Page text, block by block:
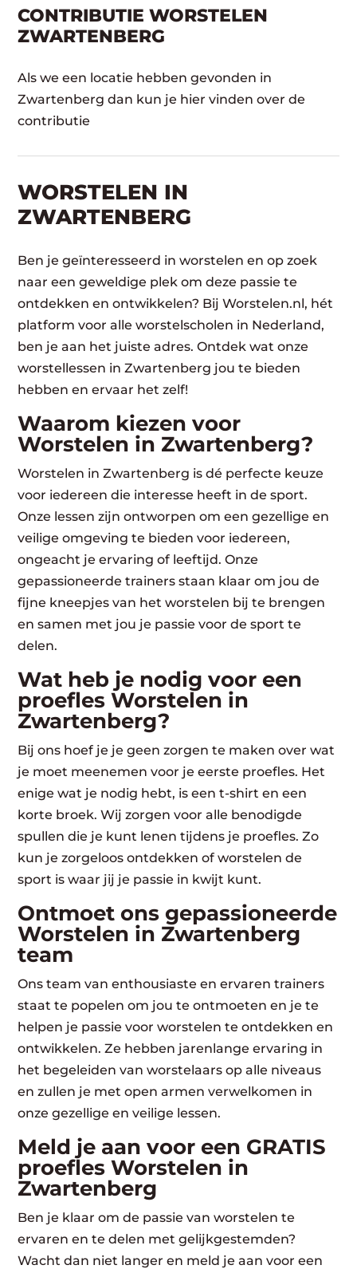
CONTRIBUTIE WORSTELEN
ZWARTENBERG
Als we een locatie hebben gevonden in
Zwartenberg dan kun je hier vinden over de
contributie
WORSTELEN​ IN
ZWARTENBERG
Ben je geïnteresseerd in worstelen en op zoek
naar een geweldige plek om deze passie te
ontdekken en ontwikkelen? Bij Worstelen.nl, hét
platform voor alle worstelscholen in Nederland,
ben je aan het juiste adres. Ontdek wat onze
worstellessen in Zwartenberg jou te bieden
hebben en ervaar het zelf!
Waarom kiezen voor
Worstelen in Zwartenberg?
Worstelen in Zwartenberg is dé perfecte keuze
voor iedereen die interesse heeft in de sport.
Onze lessen zijn ontworpen om een gezellige en
veilige omgeving te bieden voor iedereen,
ongeacht je ervaring of leeftijd. Onze
gepassioneerde trainers staan klaar om jou de
fijne kneepjes van het worstelen bij te brengen
en samen met jou je passie voor de sport te
delen.
Wat heb je nodig voor een
proefles Worstelen in
Zwartenberg?
Bij ons hoef je je geen zorgen te maken over wat
je moet meenemen voor je eerste proefles. Het
enige wat je nodig hebt, is een t-shirt en een
korte broek. Wij zorgen voor alle benodigde
spullen die je kunt lenen tijdens je proefles. Zo
kun je zorgeloos ontdekken of worstelen de
sport is waar jij je passie in kwijt kunt.
Ontmoet ons gepassioneerde
Worstelen in Zwartenberg
team
Ons team van enthousiaste en ervaren trainers
staat te popelen om jou te ontmoeten en je te
helpen je passie voor worstelen te ontdekken en
ontwikkelen. Ze hebben jarenlange ervaring in
het begeleiden van worstelaars op alle niveaus
en zullen je met open armen verwelkomen in
onze gezellige en veilige lessen.
Meld je aan voor een GRATIS
proefles Worstelen in
Zwartenberg
Ben je klaar om de passie van worstelen te
ervaren en te delen met gelijkgestemden?
Wacht dan niet langer en meld je aan voor een